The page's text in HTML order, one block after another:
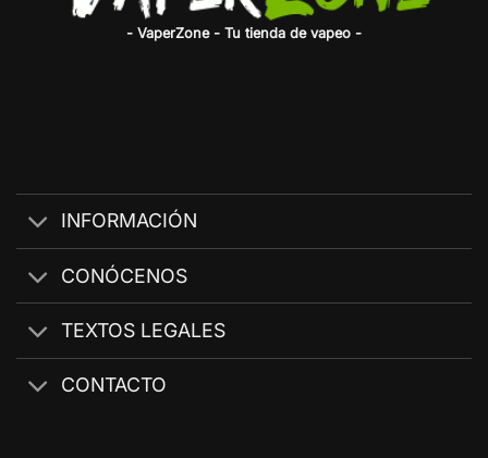
- VaperZone - Tu tienda de vapeo -
INFORMACIÓN
CONÓCENOS
TEXTOS LEGALES
CONTACTO